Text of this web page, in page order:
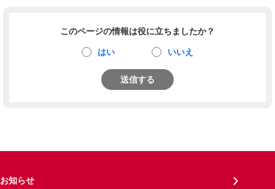
このページの情報は役に立ちましたか？
はい いいえ
送信する
お知らせ